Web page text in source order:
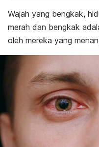
Wajah yang bengkak,
merah dan bengkak
oleh mereka yang